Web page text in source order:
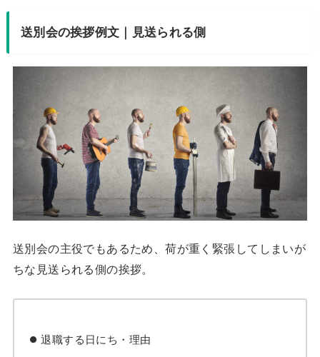
送別会の挨拶例文｜見送られる側
送別会の主役でもあるため、荷が重く緊張してしまいが
ちな見送られる側の挨拶。
退職する日にち・理由